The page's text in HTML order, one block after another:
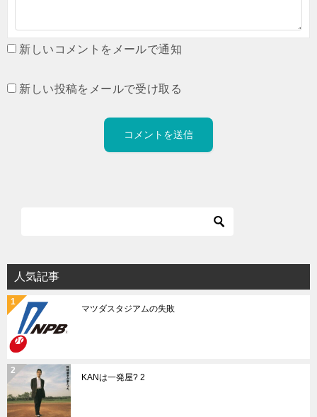
新しいコメントをメールで通知
新しい投稿をメールで受け取る
人気記事
マツダスタジアムの失敗
KANは一発屋? 2